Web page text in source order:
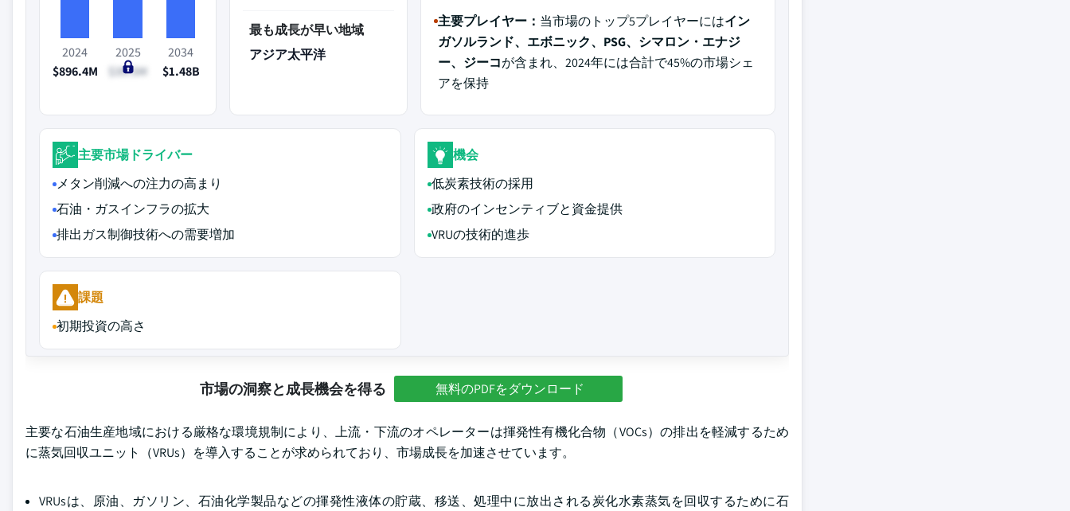
2024
$896.4M
2025
$39.5M
2034
$1.48B
最も成長が早い地域
アジア太平洋
主要プレイヤー： 当市場のトップ5プレイヤーにはイン
ガソルランド、エボニック、PSG、シマロン・エナジ
ー、ジーコが含まれ、2024年には合計で45%の市場シェ
アを保持
主要市場ドライバー
メタン削減への注力の高まり
石油・ガスインフラの拡大
排出ガス制御技術への需要増加
機会
低炭素技術の採用
政府のインセンティブと資金提供
VRUの技術的進歩
課題
初期投資の高さ
市場の洞察と成長機会を得る 無料のPDFをダウンロード
主要な石油生産地域における厳格な環境規制により、上流・下流のオペレーターは揮発性有機化合物（VOCs）の排出を軽減するため
に蒸気回収ユニット（VRUs）を導入することが求められており、市場成長を加速させています。
VRUsは、原油、ガソリン、石油化学製品などの揮発性液体の貯蔵、移送、処理中に放出される炭化水素蒸気を回収するために石